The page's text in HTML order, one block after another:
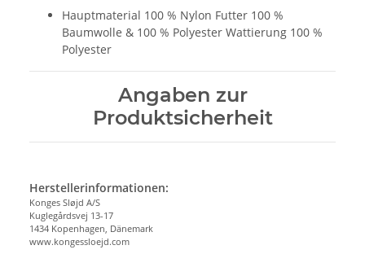
Hauptmaterial 100 % Nylon Futter 100 %
Baumwolle & 100 % Polyester Wattierung 100 %
Polyester
Angaben zur
Produktsicherheit
Herstellerinformationen:
Konges Sløjd A/S
Kuglegårdsvej 13-17
1434 Kopenhagen, Dänemark
www.kongessloejd.com